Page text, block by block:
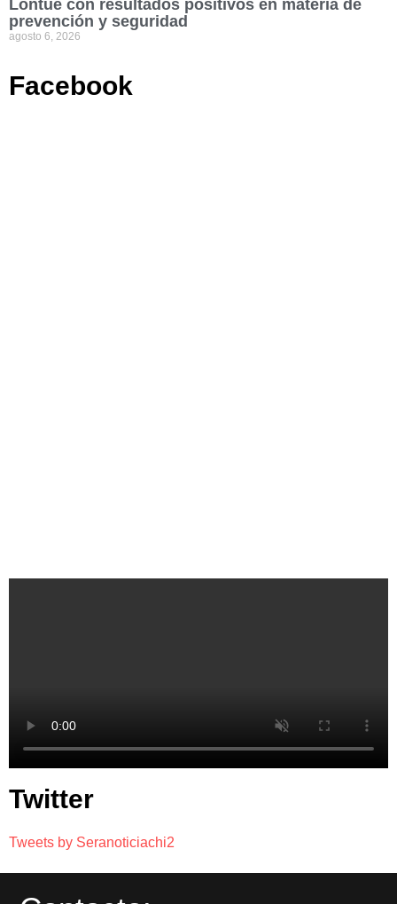
Lontué con resultados positivos en materia de
prevención y seguridad
agosto 6, 2026
Facebook
Twitter
Tweets by Seranoticiachi2